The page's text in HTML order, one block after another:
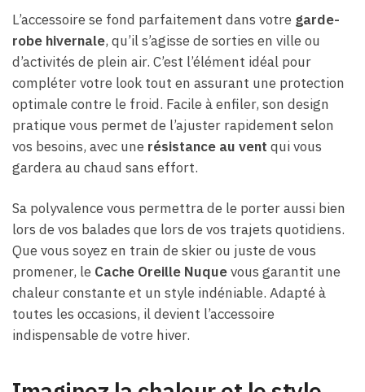
L’accessoire se fond parfaitement dans votre garde-
robe hivernale, qu’il s’agisse de sorties en ville ou
d’activités de plein air. C’est l’élément idéal pour
compléter votre look tout en assurant une protection
optimale contre le froid. Facile à enfiler, son design
pratique vous permet de l’ajuster rapidement selon
vos besoins, avec une résistance au vent qui vous
gardera au chaud sans effort.
Sa polyvalence vous permettra de le porter aussi bien
lors de vos balades que lors de vos trajets quotidiens.
Que vous soyez en train de skier ou juste de vous
promener, le Cache Oreille Nuquevous garantit une
chaleur constante et un style indéniable. Adapté à
toutes les occasions, il devient l’accessoire
indispensable de votre hiver.